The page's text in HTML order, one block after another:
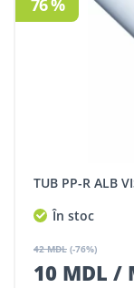
TUB PP-R ALB
În stoc
42 MDL (-76%)
10 MDL /
76 %